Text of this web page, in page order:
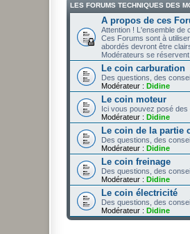
LES FORUMS TECHNIQUES DES
A propos de ces
Attention ! L'ensemble de
Ces Forums sont à
abordés devront être
Modérateurs se
Le coin carburation
Des questions, des
Modérateur : Didine
Le coin moteur
Ici vous pouvez posé
Modérateur : Didine
Le coin de la partie
Des questions, des
Modérateur : Didine
Le coin freinage
Des questions, des
Modérateur : Didine
Le coin électricité
Des questions, des
Modérateur : Didine